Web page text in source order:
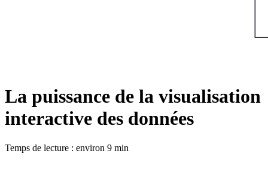
La puissance de la visualisation
interactive des données
Temps de lecture : environ 9 min